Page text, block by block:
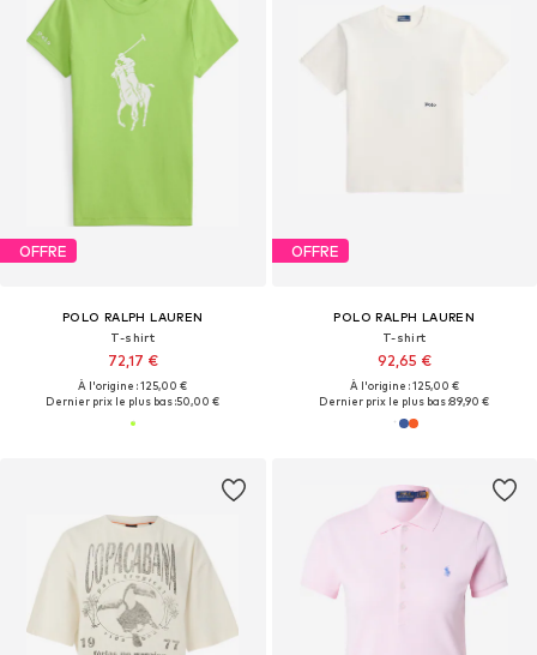
OFFRE
POLO RALPH LAUREN
T-shirt
72,17 €
À l'origine : 125,00 €
Dernier prix le plus bas :50,00 €
OFFRE
POLO RALPH LAUREN
T-shirt
92,65 €
À l'origine : 125,00 €
Dernier prix le plus bas :89,90 €